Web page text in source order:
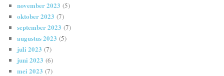
november 2023 (5)
oktober 2023 (7)
september 2023 (7)
augustus 2023 (5)
juli 2023 (7)
juni 2023 (6)
mei 2023 (7)